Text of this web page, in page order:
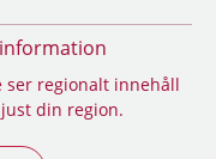
ser regionalt innehåll
din region.